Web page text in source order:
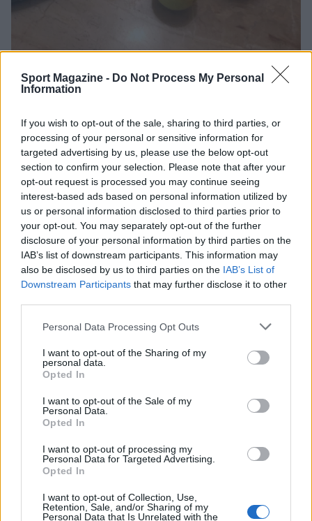
Sport Magazine - Do Not Process My Personal
Information
If you wish to opt-out of the sale, sharing to third parties, or
processing of your personal or sensitive information for
targeted advertising by us, please use the below opt-out
section to confirm your selection. Please note that after your
opt-out request is processed you may continue seeing
interest-based ads based on personal information utilized by
us or personal information disclosed to third parties prior to
your opt-out. You may separately opt-out of the further
disclosure of your personal information by third parties on the
IAB’s list of downstream participants. This information may
also be disclosed by us to third parties on the IAB’s List of
Downstream Participants that may further disclose it to other
Please note that this website/app uses one or more Google
not limited to your visit or usage behaviour. You may click to
grant or deny consent to Google and its third-party tags to
use your data for below specified purposes in below Google
consent section.
Personal Data Processing Opt Outs
I want to opt-out of the Sharing of my
personal data.
Opted In
I want to opt-out of the Sale of my
Personal Data.
Opted In
I want to opt-out of processing my
Personal Data for Targeted Advertising.
Opted In
I want to opt-out of Collection, Use,
Retention, Sale, and/or Sharing of my
Personal Data that Is Unrelated with the
Atp Roma, Volandri carica gli azzurri:
“Sognare non costa nulla”
Davis, che scommette su Sinner, Berrettini e non solo.
Redazione Sport Magazine · 9 Mag 2021
TENNIS
Ljubicic: “Berrettini sottovalutato,
spaccherà il mondo”
L'agente e coach del tennista romano: "Matteo deve solo
Redazione Sport Magazine · 27 Apr 2021
ALTRI SPORT